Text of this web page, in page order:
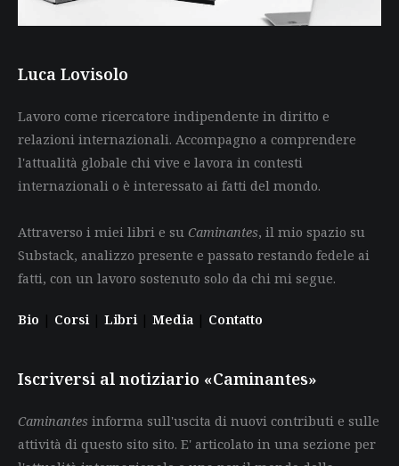
Luca Lovisolo
Lavoro come ricercatore indipendente in diritto e
relazioni internazionali. Accompagno a comprendere
l'attualità globale chi vive e lavora in contesti
internazionali o è interessato ai fatti del mondo.
Attraverso i miei libri e su Caminantes, il mio spazio su
Substack, analizzo presente e passato restando fedele ai
fatti, con un lavoro sostenuto solo da chi mi segue.
Bio | Corsi | Libri | Media | Contatto
Iscriversi al notiziario «Caminantes»
Caminantes informa sull'uscita di nuovi contributi e sulle
attività di questo sito sito. E' articolato in una sezione per